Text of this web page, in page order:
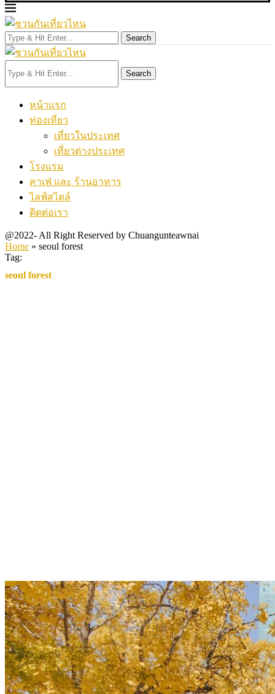
Search
Search
หน้าแรก
ท่องเที่ยว
เที่ยวในประเทศ
เที่ยวต่างประเทศ
โรงแรม
คาเฟ่ และ ร้านอาหาร
ไลฟ์สไตล์
ติดต่อเรา
@2022- All Right Reserved by Chuangunteawnai
Home » seoul forest
Tag:
seoul forest